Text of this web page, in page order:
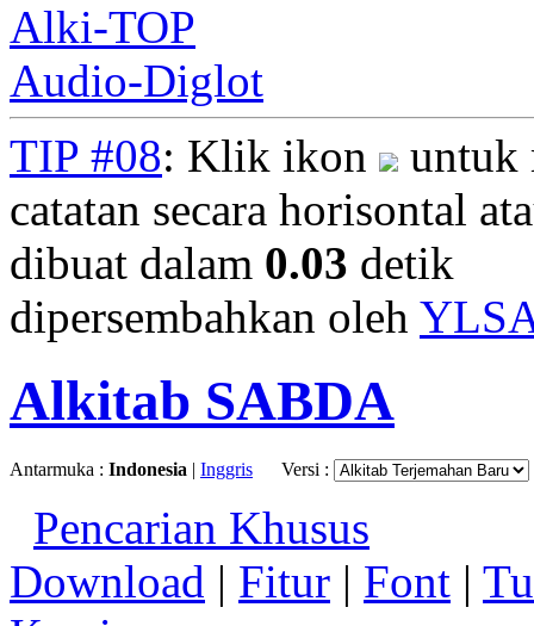
Alki-TOP
Audio-Diglot
TIP #08: Klik ikon
untuk
catatan secara horisontal
dibuat dalam 0.03 detik
dipersembahkan oleh
Alkitab SABDA
Antarmuka : Indonesia | Inggris Versi :
Pencarian Khusus
Download | Fitur | Font |